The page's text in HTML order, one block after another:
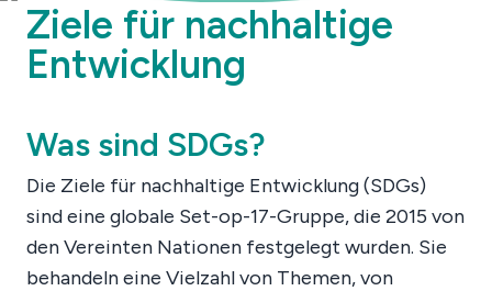
Ziele für nachhaltige
Entwicklung
Was sind SDGs?
Die Ziele für nachhaltige Entwicklung (SDGs)
sind eine globale Set-op-17-Gruppe, die 2015 von
den Vereinten Nationen festgelegt wurden. Sie
behandeln eine Vielzahl von Themen, von